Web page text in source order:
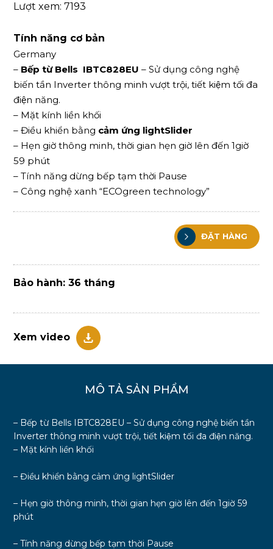
Lượt xem: 7193
Tính năng cơ bản
Germany
– Bếp từ Bells IBTC828EU – Sử dụng công nghệ
biến tần Inverter thông minh vượt trội, tiết kiệm tối đa
điện năng.
– Mặt kính liền khối
– Điều khiển bằng cảm ứng lightSlider
– Hẹn giờ thông minh, thời gian hẹn giờ lên đến 1giờ
59 phút
– Tính năng dừng bếp tạm thời Pause
– Công nghệ xanh “ECOgreen technology”
ĐẶT HÀNG
Bảo hành: 36 tháng
Xem video
MÔ TẢ SẢN PHẨM
– Bếp từ Bells IBTC828EU – Sử dụng công nghệ biến tần
Inverter thông minh vượt trội, tiết kiệm tối đa điện năng.
– Mặt kính liền khối
– Điều khiển bằng cảm ứng lightSlider
– Hẹn giờ thông minh, thời gian hẹn giờ lên đến 1giờ 59
phút
– Tính năng dừng bếp tạm thời Pause